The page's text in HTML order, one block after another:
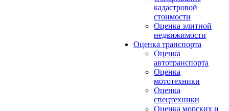
кадастровой
стоимости
Оценка элитной
недвижимости
Оценка транспорта
Оценка
автотранспорта
Оценка
мототехники
Оценка
спецтехники
Оценка морских и